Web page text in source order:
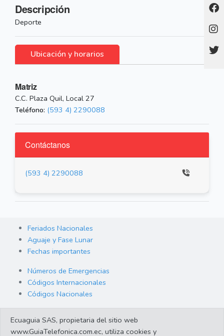
Descripción
Deporte
Ubicación y horarios
Matriz
C.C. Plaza Quil, Local 27
Teléfono: (593 4) 2290088
Contáctanos
(593 4) 2290088
Feriados Nacionales
Aguaje y Fase Lunar
Fechas importantes
Números de Emergencias
Códigos Internacionales
Códigos Nacionales
Cambio de Divisas
Ecuaguia SAS, propietaria del sitio web
www.GuiaTelefonica.com.ec, utiliza cookies y